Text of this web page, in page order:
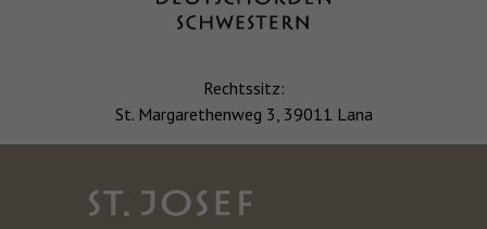
Rechtssitz:
St. Margarethenweg 3, 39011 Lana